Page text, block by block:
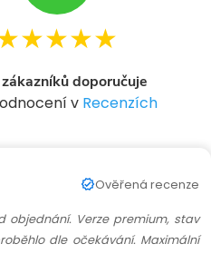
doporučuje
v Recenzích
Ověřená recenze
objednání. Verze premium, stav
dle očekávání. Maximální